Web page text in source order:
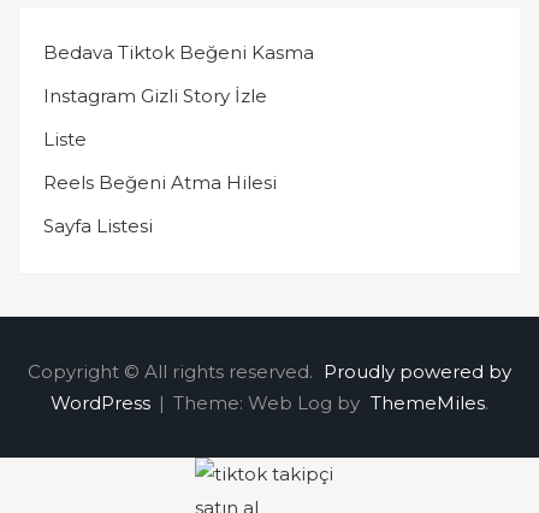
Bedava Tiktok Beğeni Kasma
Instagram Gizli Story İzle
Liste
Reels Beğeni Atma Hilesi
Sayfa Listesi
Copyright © All rights reserved. Proudly powered by
WordPress | Theme: Web Log by ThemeMiles.